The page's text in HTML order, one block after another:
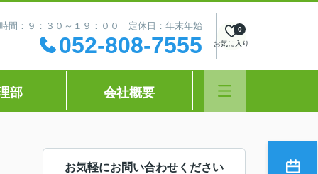
間：９：３０～１９：００ 定休日：年末年始
052-808-7555 お気に入り
0
部 会社概要
お気軽にお問い合わせください